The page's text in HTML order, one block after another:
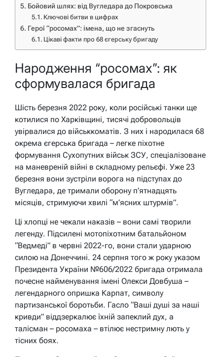
Бойовий шлях: від Вугледара до Покровська
Ключові битви в цифрах
Герої “росомах”: імена, що не згаснуть
Цікаві факти про 68 єгерську бригаду
Народження “росомах”: як
сформувалася бригада
Шість березня 2022 року, коли російські танки ще
котилися по Харківщині, тисячі добровольців
увірвалися до військкоматів. З них і народилася 68
окрема єгерська бригада – легке піхотне
формування Сухопутних військ ЗСУ, спеціалізоване
на маневреній війні в складному рельєфі. Уже 23
березня вони зустріли ворога на підступах до
Вугледара, де тримали оборону п’ятнадцять
місяців, стримуючи хвилі “м’ясних штурмів”.
Ці хлопці не чекали наказів – вони самі творили
легенду. Підсилені мотопіхотним батальйоном
“Ведмеді” в червні 2022-го, вони стали ударною
силою на Донеччині. 24 серпня того ж року указом
Президента України №606/2022 бригада отримала
почесне найменування імені Олекси Довбуша –
легендарного опришка Карпат, символу
партизанської боротьби. Гасло “Ваші душі за наші
кривди” віддзеркалює їхній запеклий дух, а
талісман – росомаха – втілює нестримну лють у
тісних боях.